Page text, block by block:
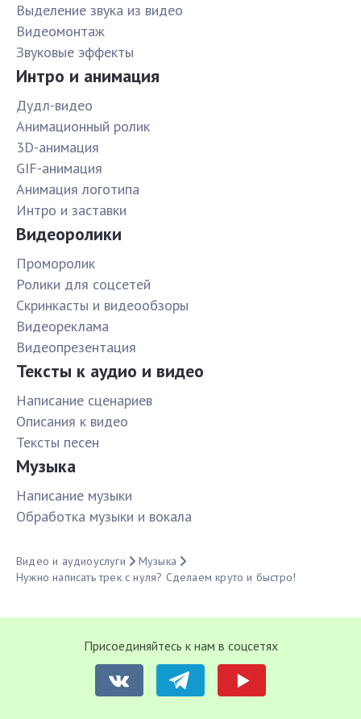
Выделение звука из видео
Видеомонтаж
Звуковые эффекты
Интро и анимация
Дудл-видео
Анимационный ролик
3D-анимация
GIF-анимация
Анимация логотипа
Интро и заставки
Видеоролики
Проморолик
Ролики для соцсетей
Скринкасты и видеообзоры
Видеореклама
Видеопрезентация
Тексты к аудио и видео
Написание сценариев
Описания к видео
Тексты песен
Музыка
Написание музыки
Обработка музыки и вокала
Видео и аудиоуслуги
Музыка
Нужно написать трек с нуля? Сделаем круто и быстро!
Присоединяйтесь к нам в соцсетях